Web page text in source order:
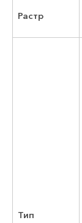
Растр
Тип